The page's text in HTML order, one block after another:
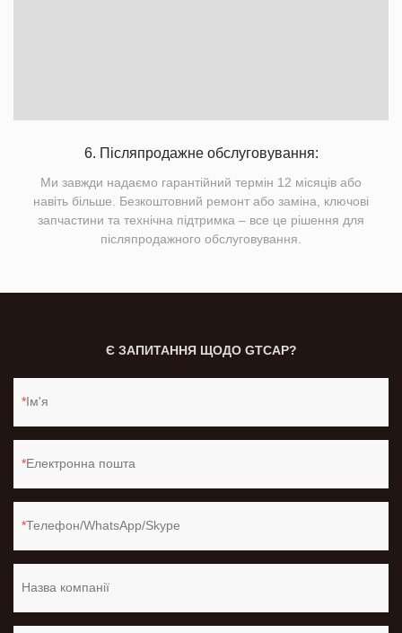
6. Післяпродажне обслуговування:
Ми завжди надаємо гарантійний термін 12 місяців або
навіть більше. Безкоштовний ремонт або заміна, ключові
запчастини та технічна підтримка – все це рішення для
післяпродажного обслуговування.
Є ЗАПИТАННЯ ЩОДО GTCAP?
Ім'я
Електронна пошта
Телефон/WhatsApp/Skype
Назва компанії